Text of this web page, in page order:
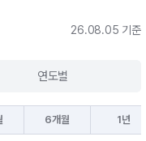
26.08.05 기준
연도별
6개월 1년